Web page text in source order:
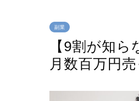
副業
【9割が知
月数百万円